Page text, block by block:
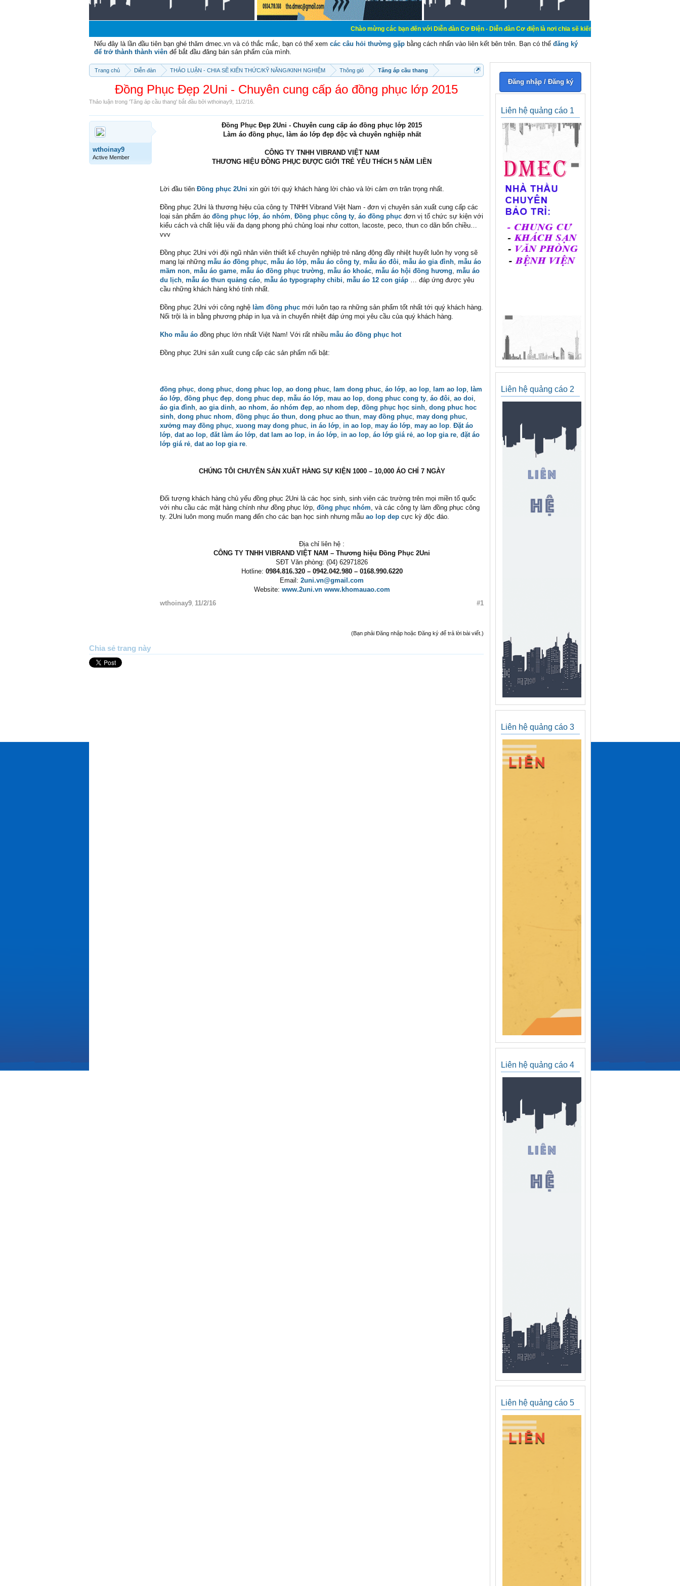
Chào mừng các bạn đến với Diễn đàn Cơ Điện - Diễn đàn Cơ điện là nơi chia sẽ kiến thức kinh nghiệm trong lãnh vực cơ
Nếu đây là lần đầu tiên bạn ghé thăm dmec.vn và có thắc mắc, bạn có thể xem các câu hỏi thường gặp bằng cách nhấn vào liên kết bên trên. Bạn có thể đăng ký
để trở thành thành viên để bắt đầu đăng bán sản phẩm của mình.
Trang chủ Diễn đàn THẢO LUẬN - CHIA SẼ KIẾN THỨC/KỸ NĂNG/KINH NGHIỆM Thông gió Tăng áp cầu thang
Đồng Phục Đẹp 2Uni - Chuyên cung cấp áo đồng phục lớp 2015
Thảo luận trong 'Tăng áp cầu thang' bắt đầu bởi wthoinay9 11/2/16
wthoinay9
Active Member
Đồng Phục Đẹp 2Uni - Chuyên cung cấp áo đồng phục lớp 2015
Làm áo đồng phục, làm áo lớp đẹp độc và chuyên nghiệp nhất
CÔNG TY TNHH VIBRAND VIỆT NAM
THƯƠNG HIỆU ĐỒNG PHỤC ĐƯỢC GIỚI TRẺ YÊU THÍCH 5 NĂM LIỀN
Lời đầu tiên Đồng phục 2Uni xin gửi tới quý khách hàng lời chào và lời cảm ơn trân trọng nhất.
Đồng phục 2Uni là thương hiệu của công ty TNHH Vibrand Việt Nam - đơn vị chuyên sản xuất cung cấp các
loại sản phẩm áo đồng phục lớp, áo nhóm, Đồng phục công ty, áo đồng phục đơn vị tổ chức sự kiện với
kiểu cách và chất liệu vải đa dạng phong phú chủng loại như cotton, lacoste, peco, thun co dãn bốn chiều…
vvv
Đồng phục 2Uni với đội ngũ nhân viên thiết kế chuyên nghiệp trẻ năng động đầy nhiệt huyết luôn hy vọng sẽ
mang lại những mẫu áo đồng phục, mẫu áo lớp, mẫu áo công ty, mẫu áo đôi, mẫu áo gia đình, mẫu áo
mầm non, mẫu áo game, mẫu áo đồng phục trường, mẫu áo khoác, mẫu áo hội đồng hương, mẫu áo
du lịch, mẫu áo thun quảng cáo, mẫu áo typography chibi, mẫu áo 12 con giáp … đáp ứng được yêu
cầu những khách hàng khó tính nhất.
Đồng phục 2Uni với công nghệ làm đồng phục mới luôn tạo ra những sản phẩm tốt nhất tới quý khách hàng.
Nổi trội là in bằng phương pháp in lụa và in chuyển nhiệt đáp ứng mọi yêu cầu của quý khách hàng.
Kho mẫu áo đồng phục lớn nhất Việt Nam! Với rất nhiều mẫu áo đồng phục hot
Đồng phục 2Uni sản xuất cung cấp các sản phẩm nổi bật:
đồng phục, dong phuc, dong phuc lop, ao dong phuc, lam dong phuc, áo lớp, ao lop, lam ao lop, làm
áo lớp, đồng phục đẹp, dong phuc dep, mẫu áo lớp, mau ao lop, dong phuc cong ty, áo đôi, ao doi,
áo gia đình, ao gia dinh, ao nhom, áo nhóm đẹp, ao nhom dep, đồng phục học sinh, dong phuc hoc
sinh, dong phuc nhom, đồng phục áo thun, dong phuc ao thun, may đồng phục, may dong phuc,
xưởng may đồng phục, xuong may dong phuc, in áo lớp, in ao lop, may áo lớp, may ao lop. Đặt áo
lớp, dat ao lop, đăt làm áo lớp, dat lam ao lop, in áo lớp, in ao lop, áo lớp giá rẻ, ao lop gia re, đặt áo
lớp giá rẻ, dat ao lop gia re.
CHÚNG TÔI CHUYÊN SẢN XUẤT HÀNG SỰ KIỆN 1000 – 10,000 ÁO CHỈ 7 NGÀY
Đối tượng khách hàng chủ yếu đồng phục 2Uni là các học sinh, sinh viên các trường trên mọi miền tổ quốc
với nhu cầu các mặt hàng chính như đồng phục lớp, đồng phục nhóm, và các công ty làm đồng phục công
ty. 2Uni luôn mong muốn mang đến cho các bạn học sinh nhưng mẫu ao lop dep cực kỳ độc đáo.
Địa chỉ liên hệ :​
CÔNG TY TNHH VIBRAND VIỆT NAM – Thương hiệu Đồng Phục 2Uni
SĐT Văn phòng: (04) 62971826​
Hotline: 0984.816.320 – 0942.042.980 – 0168.990.6220
Email: 2uni.vn@gmail.com
Website: www.2uni.vn www.khomauao.com
wthoinay9 11/2/16 #1
(Bạn phải Đăng nhập hoặc Đăng ký để trả lời bài viết.)
Chia sẻ trang này
Đăng nhập / Đăng ký
Liên hệ quảng cáo 1
Liên hệ quảng cáo 2
Liên hệ quảng cáo 3
Liên hệ quảng cáo 4
Liên hệ quảng cáo 5